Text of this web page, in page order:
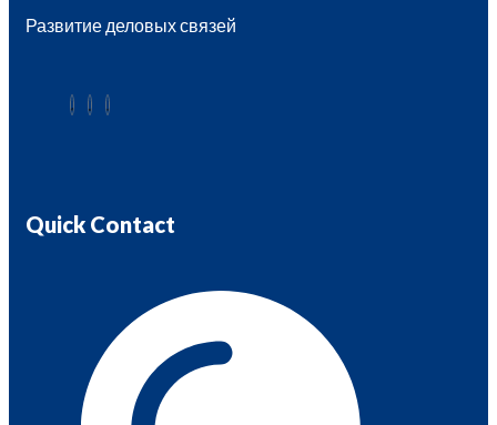
Развитие деловых связей
Quick Contact